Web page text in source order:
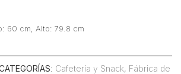
60 cm, Alto: 79.8 cm
: Cafetería y Snack, Fábrica de